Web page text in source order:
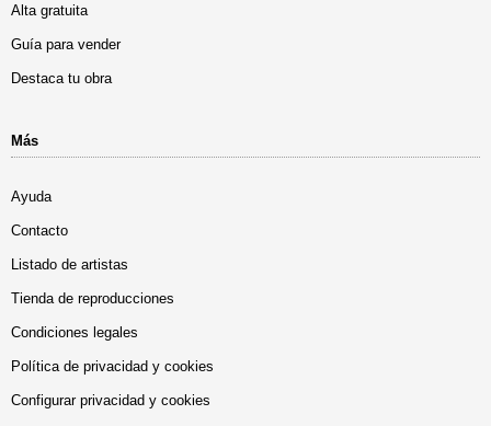
Alta gratuita
Guía para vender
Destaca tu obra
Más
Ayuda
Contacto
Listado de artistas
Tienda de reproducciones
Condiciones legales
Política de privacidad y cookies
Configurar privacidad y cookies